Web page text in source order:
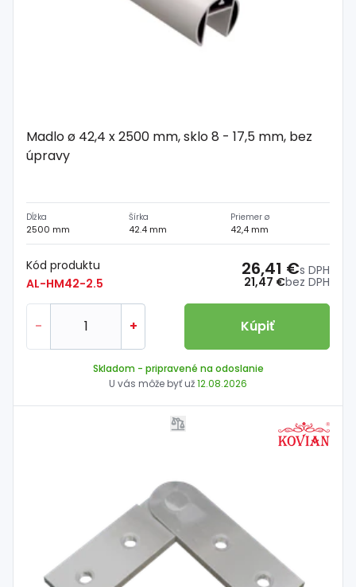
Madlo ø 42,4 x 2500 mm, sklo 8 - 17,5 mm, bez
úpravy
Dĺžka
2500 mm
Šírka
42.4 mm
Priemer ø
42,4 mm
Kód produktu
AL-HM42-2.5
21,47 €bez DPH
26,41 €s DPH
- + Kúpiť
Skladom - pripravené na odoslanie
U vás môže byť už12.08.2026